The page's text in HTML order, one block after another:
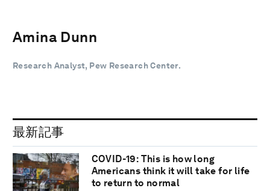
Amina Dunn
Research Analyst, Pew Research Center.
最新記事
COVID-19: This is how long
Americans think it will take for life
to return to normal